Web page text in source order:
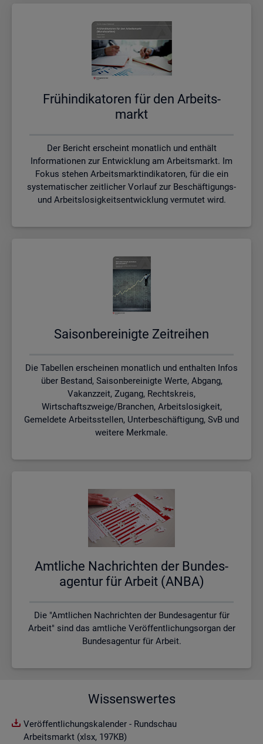
Früh­in­di­ka­to­ren für den Ar­beits­
markt
Der Bericht erscheint monatlich und enthält
Informationen zur Entwicklung am Arbeitsmarkt. Im
Fokus stehen Arbeitsmarktindikatoren, für die ein
systematischer zeitlicher Vorlauf zur Beschäftigungs-
und Arbeitslosigkeitsentwicklung vermutet wird.
Sai­son­be­rei­nig­te Zeit­rei­hen
Die Tabellen erscheinen monatlich und enthalten Infos
über Bestand, Saisonbereinigte Werte, Abgang,
Vakanzzeit, Zugang, Rechtskreis,
Wirtschaftszweige/Branchen, Arbeitslosigkeit,
Gemeldete Arbeitsstellen, Unterbeschäftigung, SvB und
weitere Merkmale.
Amt­li­che Nach­rich­ten der Bun­des­
agen­tur für Ar­beit (ANBA)
Die "Amtlichen Nachrichten der Bundesagentur für
Arbeit" sind das amtliche Veröffentlichungsorgan der
Bundesagentur für Arbeit.
Wissenswertes
Veröffentlichungskalender - Rundschau
Arbeitsmarkt (xlsx, 197KB)